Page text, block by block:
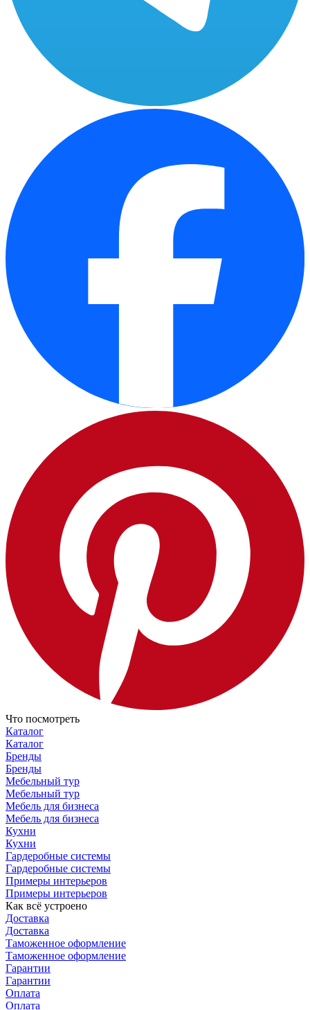
Что посмотреть
Каталог
Каталог
Бренды
Бренды
Мебельный тур
Мебельный тур
Мебель для бизнеса
Мебель для бизнеса
Кухни
Кухни
Гардеробные системы
Гардеробные системы
Примеры интерьеров
Примеры интерьеров
Как всё устроено
Доставка
Доставка
Таможенное оформление
Таможенное оформление
Гарантии
Гарантии
Оплата
Оплата